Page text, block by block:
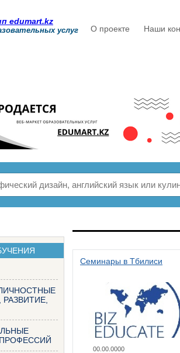
услуг О проекте Наши
Семинары в Тбилиси
00.00.0000